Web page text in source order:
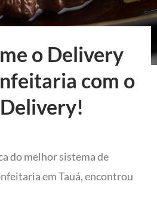
o Delivery
com o
do melhor sistema de
em Tauá, encontrou